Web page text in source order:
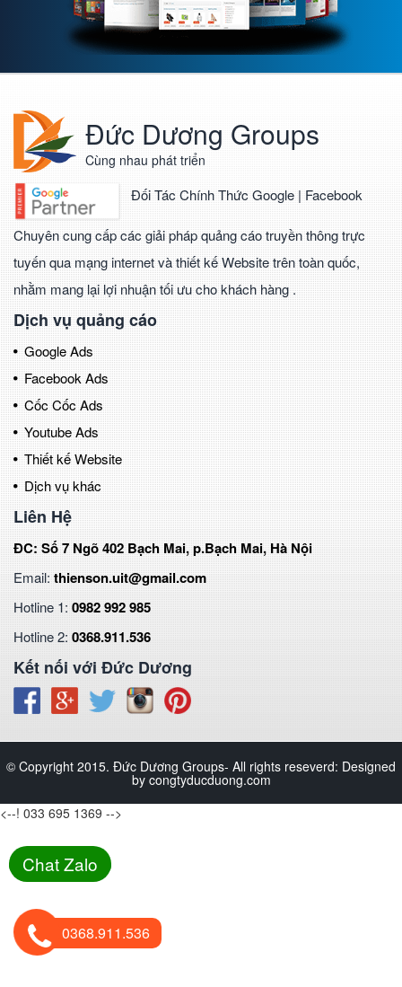
Đức Dương Groups
Cùng nhau phát triển
Đối Tác Chính Thức Google | Facebook
Chuyên cung cấp các giải pháp quảng cáo truyền thông trực
tuyến qua mạng internet và thiết kế Website trên toàn quốc,
nhằm mang lại lợi nhuận tối ưu cho khách hàng .
Dịch vụ quảng cáo
Google Ads
Facebook Ads
Cốc Cốc Ads
Youtube Ads
Thiết kế Website
Dịch vụ khác
Liên Hệ
ĐC: Số 7 Ngõ 402 Bạch Mai, p.Bạch Mai, Hà Nội
Email:thienson.uit@gmail.com
Hotline 1: 0982 992 985
Hotline 2: 0368.911.536
Kết nối với Đức Dương
© Copyright 2015. Đức Dương Groups- All rights reseverd: Designed
by congtyducduong.com
Chat Zalo
0368.911.536
<--! 033 695 1369 -->